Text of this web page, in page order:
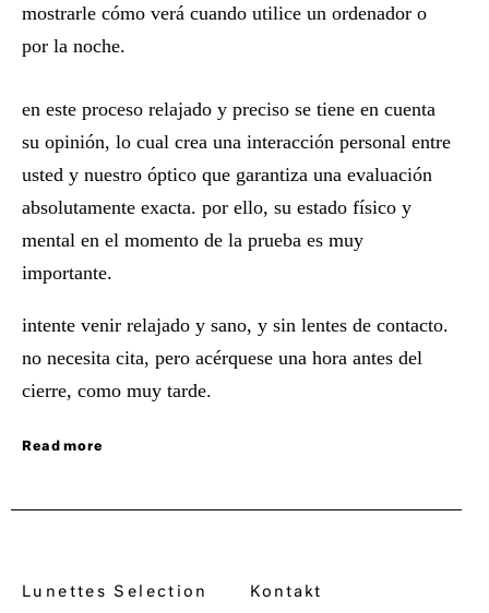
mostrarle cómo verá cuando utilice un ordenador o
por la noche.
en este proceso relajado y preciso se tiene en cuenta
su opinión, lo cual crea una interacción personal entre
usted y nuestro óptico que garantiza una evaluación
absolutamente exacta. por ello, su estado físico y
mental en el momento de la prueba es muy
importante.
intente venir relajado y sano, y sin lentes de contacto.
no necesita cita, pero acérquese una hora antes del
cierre, como muy tarde.
Read more
Lunettes Selection Kontakt